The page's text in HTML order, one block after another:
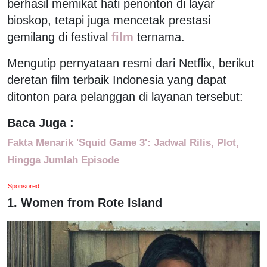
berhasil memikat hati penonton di layar
bioskop, tetapi juga mencetak prestasi
gemilang di festival film ternama.
Mengutip pernyataan resmi dari Netflix, berikut
deretan film terbaik Indonesia yang dapat
ditonton para pelanggan di layanan tersebut:
Baca Juga :
Fakta Menarik 'Squid Game 3': Jadwal Rilis, Plot,
Hingga Jumlah Episode
Sponsored
1. Women from Rote Island